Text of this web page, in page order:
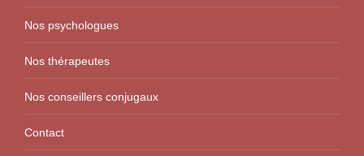
Nos psychologues
Nos thérapeutes
Nos conseillers conjugaux
Contact